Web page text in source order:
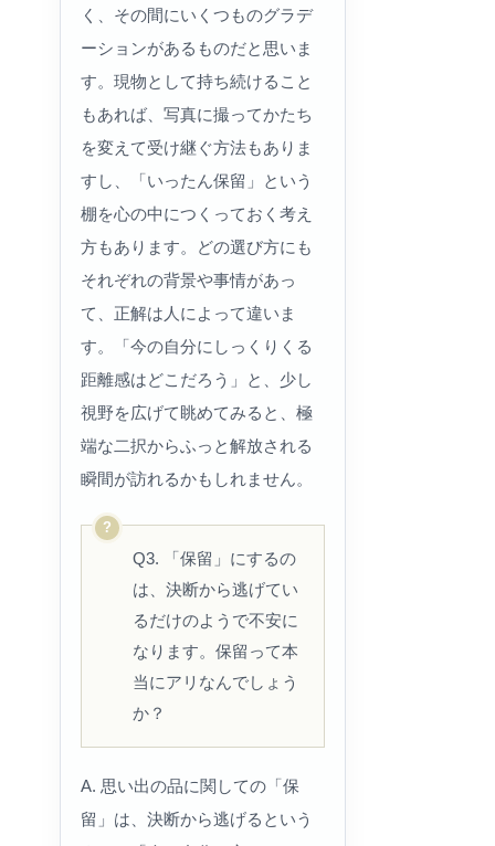
く、その間にいくつものグラデ
ーションがあるものだと思いま
す。現物として持ち続けること
もあれば、写真に撮ってかたち
を変えて受け継ぐ方法もありま
すし、「いったん保留」という
棚を心の中につくっておく考え
方もあります。どの選び方にも
それぞれの背景や事情があっ
て、正解は人によって違いま
す。「今の自分にしっくりくる
距離感はどこだろう」と、少し
視野を広げて眺めてみると、極
端な二択からふっと解放される
瞬間が訪れるかもしれません。
Q3. 「保留」にするの
は、決断から逃げてい
るだけのようで不安に
なります。保留って本
当にアリなんでしょう
か？
A. 思い出の品に関しての「保
留」は、決断から逃げるという